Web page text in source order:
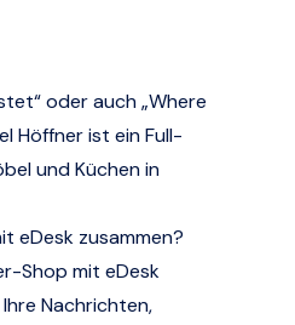
oder auch „Where
Höffner ist ein Full-
und Küchen in
eDesk zusammen?
Shop mit eDesk
Nachrichten,